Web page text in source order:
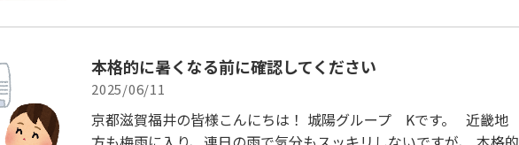
本格的に暑くなる前に確認してください
2025/06/11
京都滋賀福井の皆様こんにちは！ 城陽グループ Kです。 近畿地